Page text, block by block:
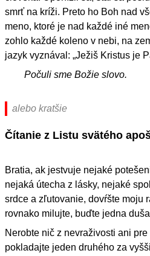
smrť na kríži. Preto ho Boh nad
meno, ktoré je nad každé iné
zohlo každé koleno v nebi, na
jazyk vyznával: „Ježiš Kristus je
Počuli sme Božie slovo.
alebo kratšie
Čítanie z Listu svätého
Bratia, ak jestvuje nejaké
nejaká útecha z lásky, nejaké
srdce a zľutovanie, dovŕšte moju
rovnako milujte, buďte jedna
Nerobte nič z nevraživosti ani
pokladajte jeden druhého za